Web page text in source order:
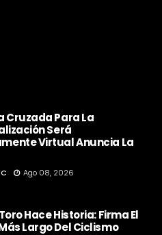
Cruzada Para La
Será
Virtual Anuncia La
Ago 08, 2026
Hace Historia: Firma El
Largo Del Ciclismo